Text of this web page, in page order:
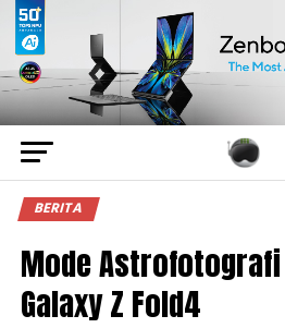
BERITA
Mode
Galaxy Z Fold4